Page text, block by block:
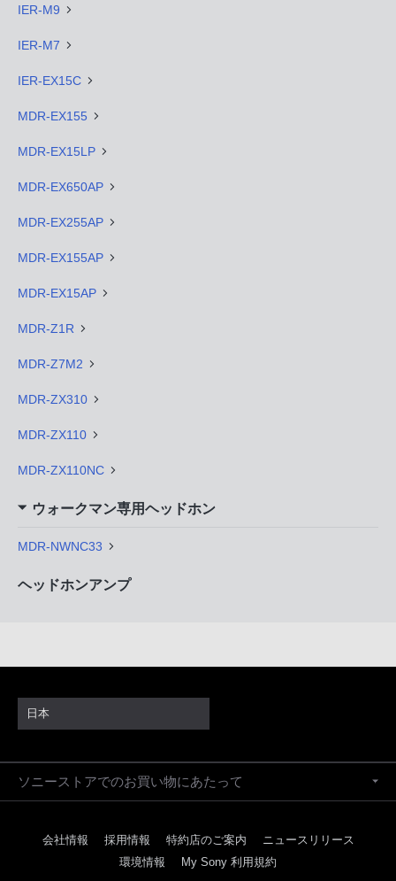
IER-M9
IER-M7
IER-EX15C
MDR-EX155
MDR-EX15LP
MDR-EX650AP
MDR-EX255AP
MDR-EX155AP
MDR-EX15AP
MDR-Z1R
MDR-Z7M2
MDR-ZX310
MDR-ZX110
MDR-ZX110NC
ウォークマン専用ヘッドホン
MDR-NWNC33
ヘッドホンアンプ
日本
ソニーストアでのお買い物にあたって
会社情報 採用情報 特約店のご案内
ニュースリリース
環境情報
My Sony 利用規約